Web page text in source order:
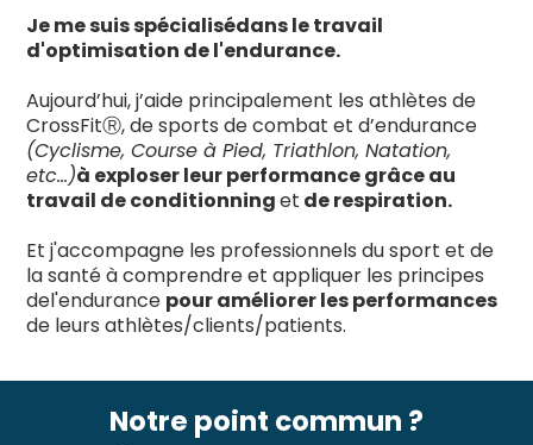
Je me suis spécialisédans le travail
d'optimisation de l'endurance.
Aujourd’hui, j’aide principalement les athlètes de
CrossFitⓇ, de sports de combat et d’endurance
(Cyclisme, Course à Pied, Triathlon, Natation,
etc…)à exploser leur performance grâce au
travail de conditionninget de respiration.
Et j'accompagne les professionnels du sport et de
la santé à comprendre et appliquer les principes
del'endurance pour améliorer les performances
de leurs athlètes/clients/patients.
Notre point commun ?